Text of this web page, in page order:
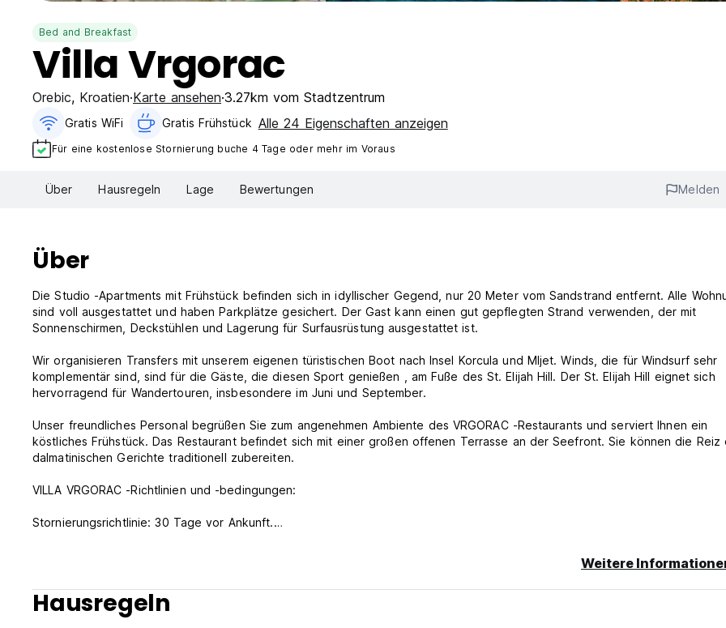
Bed and Breakfast
Villa Vrgorac
Orebic, Kroatien Karte ansehen 3.27km vom Stadtzentrum
Gratis WiFi Gratis Frühstück Alle 24 Eigenschaften anzeigen
Für eine kostenlose Stornierung buche 4 Tage oder mehr im Voraus
Über Hausregeln Lage Bewertungen Melden
Über
Die Studio -Apartments mit Frühstück befinden sich in idyllischer Gegend, nur 20 Meter vom Sandstrand entfernt. Alle
sind voll ausgestattet und haben Parkplätze gesichert. Der Gast kann einen gut gepflegten Strand verwenden, der mit
Sonnenschirmen, Deckstühlen und Lagerung für Surfausrüstung ausgestattet ist.
Wir organisieren Transfers mit unserem eigenen türistischen Boot nach Insel Korcula und Mljet. Winds, die für Windsurf sehr
komplementär sind, sind für die Gäste, die diesen Sport genießen , am Fuße des St. Elijah Hill. Der St. Elijah Hill eignet sich
hervorragend für Wandertouren, insbesondere im Juni und September.
Unser freundliches Personal begrüßen Sie zum angenehmen Ambiente des VRGORAC -Restaurants und serviert Ihnen ein
köstliches Frühstück. Das Restaurant befindet sich mit einer großen offenen Terrasse an der Seefront. Sie können die Reiz
dalmatinischen Gerichte traditionell zubereiten.
VILLA VRGORAC -Richtlinien und -bedingungen:
Stornierungsrichtlinie: 30 Tage vor Ankunft.
Zahlung bei Ankunft per Bargeld, Kreditkarten (Visa, MasterCard, Maestro, Gäste).
Diese Eigenschaft kann Ihre Karte vor der Ankunft vorbereiten.
Weitere
Hausregeln